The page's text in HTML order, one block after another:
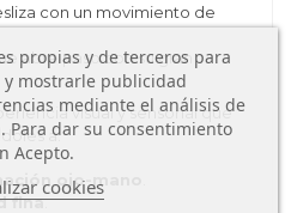
con un movimiento de
abre paso con su gran
visual y sensorial que
a:
ojo-mano
fina.
propias y de terceros para
mostrarle publicidad
mediante el análisis de
Para dar su consentimiento
Acepto.
cookies